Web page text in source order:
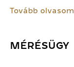
Tovább olvasom
MÉRÉSÜGY